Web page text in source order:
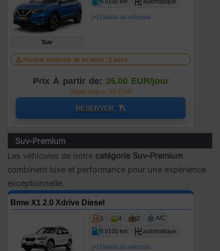
Suv
6 l/100 km automatique
[+] Détails du véhicule
Période minimale de location : 2 jours
Prix À partir de: 35.00 EUR/jour
Dépôt requis: 50 EUR
RÉSERVER
Suv-Premium
Les véhicules de notre catégorie Suv-Premium
combinent luxe et performance pour une expérience
exceptionnelle.
Bmw X1 2.0 Xdrive Diesel
5 4 3
A/C
6 l/100 km
automatique
[+] Détails du véhicule